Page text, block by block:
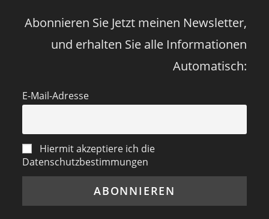
Abonnieren Sie Jetzt meinen Newsletter,
und erhalten Sie alle Informationen
Automatisch:
E-Mail-Adresse
Hiermit akzeptiere ich die
Datenschutzbestimmungen